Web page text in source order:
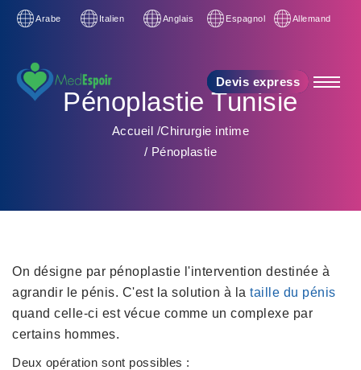
Arabe Italien Anglais Espagnol Allemand
Devis express
Pénoplastie Tunisie
Accueil /Chirurgie intime
/ Pénoplastie
On désigne par pénoplastie l'intervention destinée à
agrandir le pénis. C'est la solution à la taille du pénis
quand celle-ci est vécue comme un complexe par
certains hommes.
Deux opération sont possibles :